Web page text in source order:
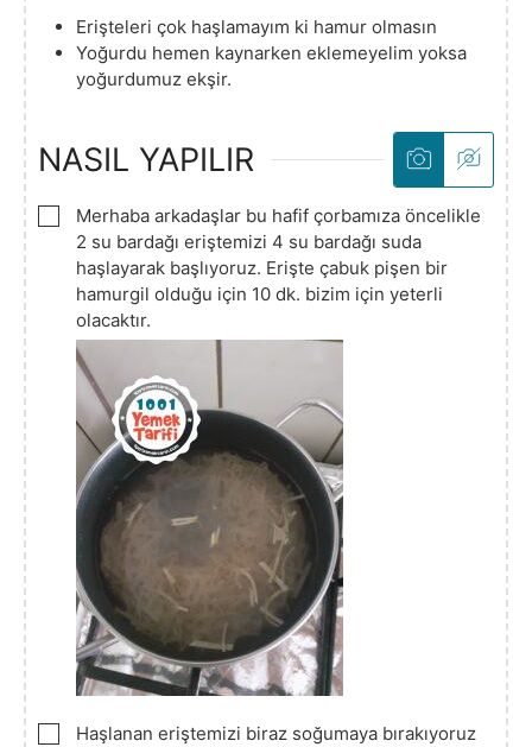
Erişteleri çok haşlamayım ki hamur olmasın
Yoğurdu hemen kaynarken eklemeyelim yoksa
yoğurdumuz ekşir.
NASIL YAPILIR
▢
Merhaba arkadaşlar bu hafif çorbamıza öncelikle
2 su bardağı eriştemizi 4 su bardağı suda
haşlayarak başlıyoruz. Erişte çabuk pişen bir
hamurgil olduğu için 10 dk. bizim için yeterli
olacaktır.
▢
Haşlanan eriştemizi biraz soğumaya bırakıyoruz